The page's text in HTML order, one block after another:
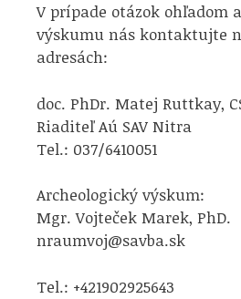
V prípade otázok ohľadom
výskumu nás kontaktujte
adresách:
doc. PhDr. Matej Ruttkay,
Riaditeľ Aú SAV Nitra
Tel.: 037/6410051
Archeologický výskum:
Mgr. Vojteček Marek, PhD.
nraumvoj@savba.sk
Tel.: +421902925643